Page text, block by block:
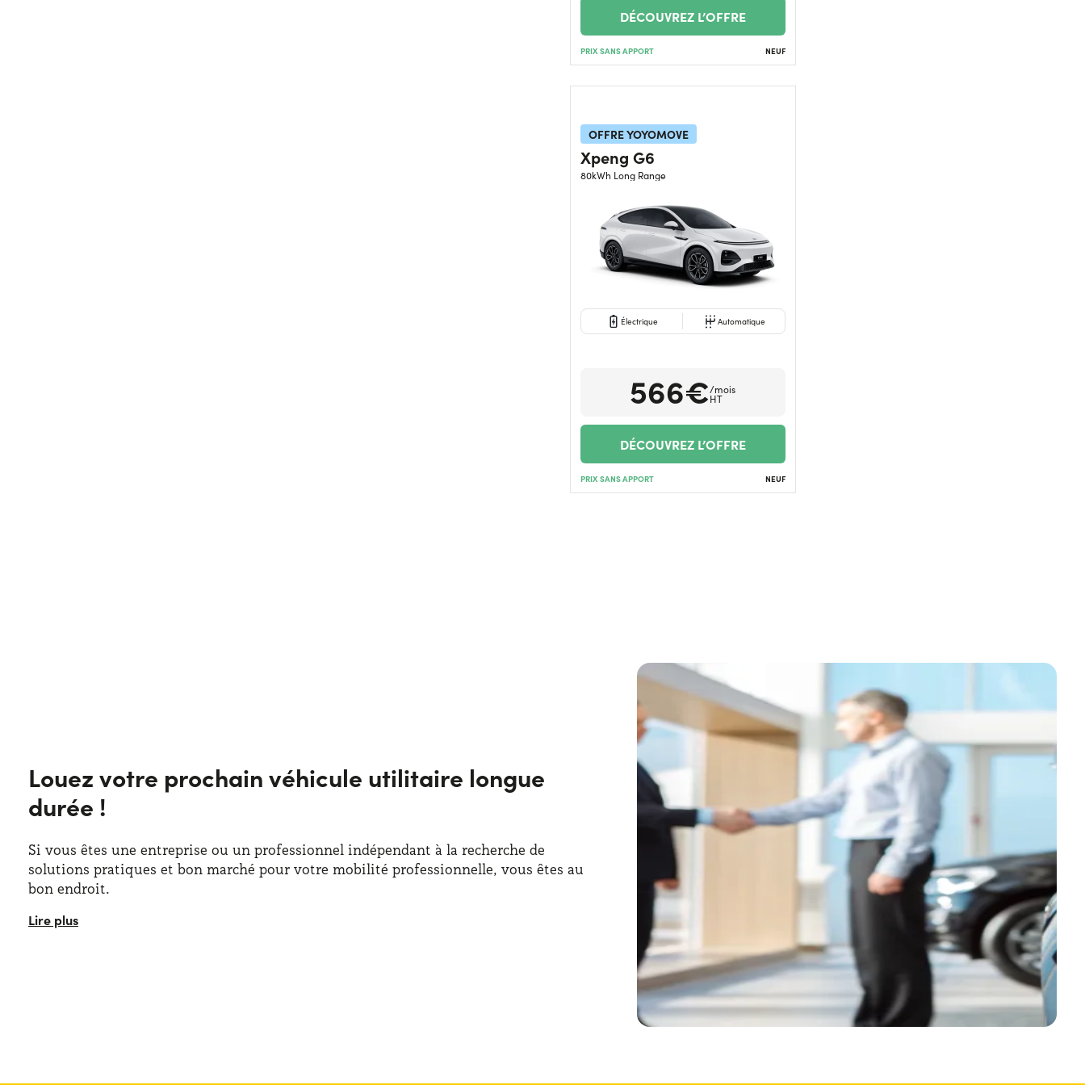
DÉCOUVREZ L’OFFRE
PRIX SANS APPORT NEUF
OFFRE YOYOMOVE
Xpeng G6
80kWh Long Range
Électrique Automatique
566€/mois
HT
DÉCOUVREZ L’OFFRE
PRIX SANS APPORT NEUF
Louez votre prochain véhicule utilitaire longue
durée !
Si vous êtes une entreprise ou un professionnel indépendant à la recherche de
solutions pratiques et bon marché pour votre mobilité professionnelle, vous êtes au
bon endroit.
Yoyomove propose de nombreuses
de service : les exigences de la location longue durée pour professionnels sont